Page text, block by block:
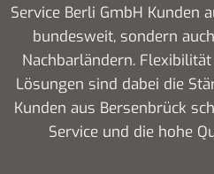
Service Berli GmbH Kunden
bundesweit, sondern
Nachbarländern.
Lösungen sind dabei die
Kunden aus Bersenbrück
Service und die hohe